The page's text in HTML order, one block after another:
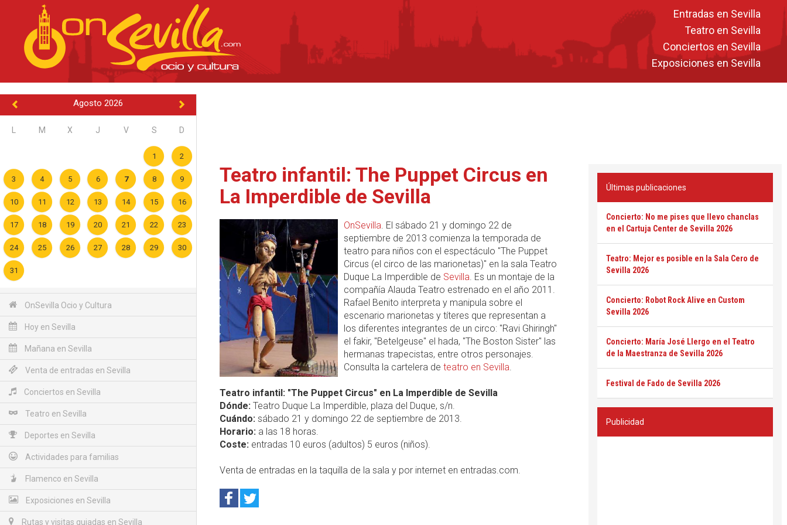
Entradas en Sevilla
Teatro en Sevilla
Conciertos en Sevilla
Exposiciones en Sevilla
Agosto 2026
M X J V S D
1 2
3 4 5 6 7 8 9
10 11 12 13 14 15 16
17 18 19 20 21 22 23
24 25 26 27 28 29 30
31
OnSevilla Ocio y Cultura
Hoy en Sevilla
Mañana en Sevilla
Venta de entradas en Sevilla
Conciertos en Sevilla
Teatro en Sevilla
Deportes en Sevilla
Actividades para familias
Flamenco en Sevilla
Exposiciones en Sevilla
Rutas y visitas guiadas en Sevilla
Teatro infantil: The Puppet Circus en
La Imperdible de Sevilla
OnSevilla. El sábado 21 y domingo 22 de
septiembre de 2013 comienza la temporada de
teatro para niños con el espectáculo "The Puppet
Circus (el circo de las marionetas)" en la sala Teatro
Duque La Imperdible de Sevilla. Es un montaje de la
compañía Alauda Teatro estrenado en el año 2011.
Rafael Benito interpreta y manipula sobre el
escenario marionetas y títeres que representan a
los diferentes integrantes de un circo: "Ravi Ghiringh"
el fakir, "Betelgeuse" el hada, "The Boston Sister" las
hermanas trapecistas, entre otros personajes.
Consulta la cartelera de teatro en Sevilla.
Teatro infantil: "The Puppet Circus" en La Imperdible de Sevilla
Dónde: Teatro Duque La Imperdible, plaza del Duque, s/n.
Cuándo: sábado 21 y domingo 22 de septiembre de 2013.
Horario: a las 18 horas.
Coste: entradas 10 euros (adultos) 5 euros (niños).
Venta de entradas en la taquilla de la sala y por internet en entradas.com.
Últimas publicaciones
Concierto: No me pises que llevo chanclas
en el Cartuja Center de Sevilla 2026
Teatro: Mejor es posible en la Sala Cero de
Sevilla 2026
Concierto: Robot Rock Alive en Custom
Sevilla 2026
Concierto: María José Llergo en el Teatro
de la Maestranza de Sevilla 2026
Festival de Fado de Sevilla 2026
Publicidad